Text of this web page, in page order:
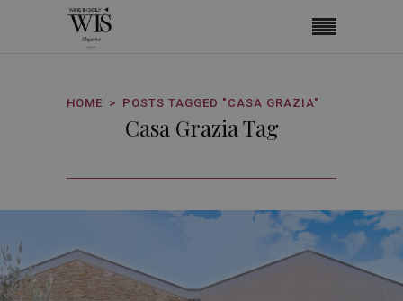
HOME POSTS TAGGED "CASA GRAZIA"
Casa Grazia Tag